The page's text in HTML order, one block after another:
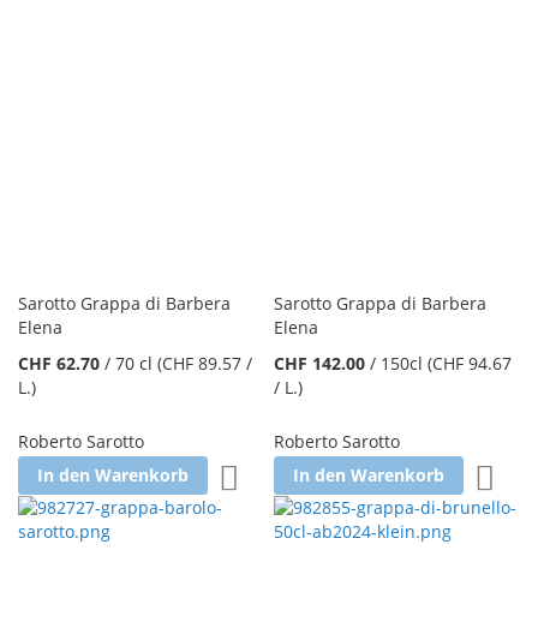
Sarotto Grappa di Barbera
Elena
CHF 62.70 / 70 cl (CHF 89.57 /
L.)
Roberto Sarotto
In den Warenkorb
Zur Wunschliste hinzufügen
Sarotto Grappa di Barbera
Elena
CHF 142.00 / 150cl (CHF 94.67
/ L.)
Roberto Sarotto
In den Warenkorb